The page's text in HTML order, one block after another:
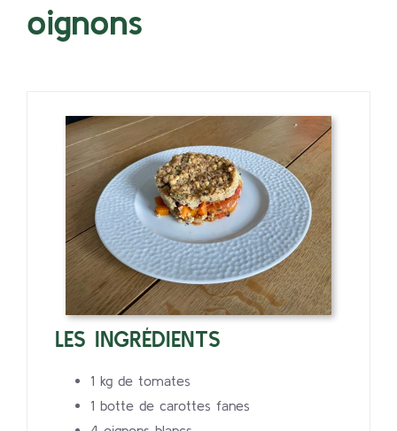
oignons
LES INGRÉDIENTS
1 kg de tomates
1 botte de carottes fanes